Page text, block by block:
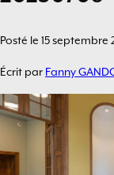
Posté le 15 septembre
Écrit par Fanny